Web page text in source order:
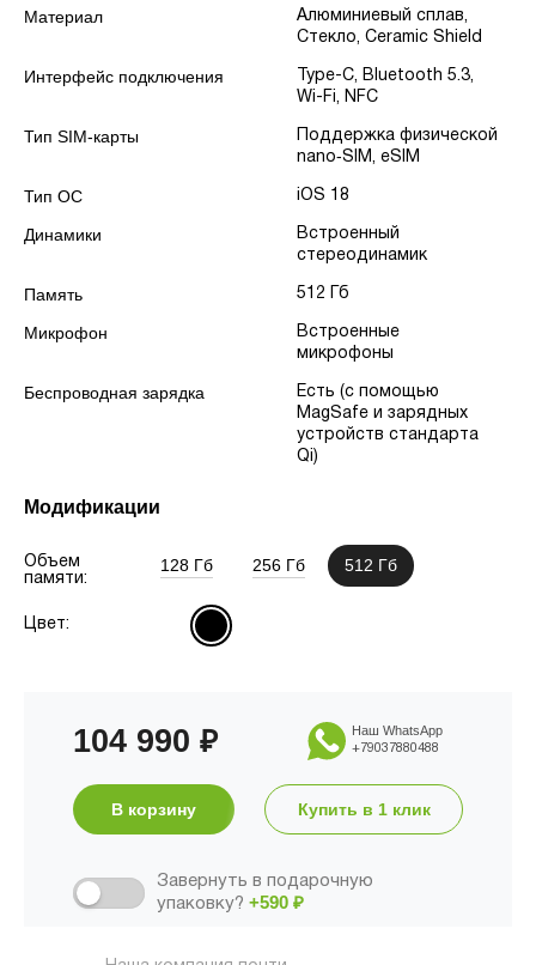
Материал
Алюминиевый сплав,
Стекло, Ceramic Shield
Интерфейс подключения
Type-C, Bluetooth 5.3,
Wi-Fi, NFC
Тип SIM-карты
Поддержка физической
nano‑SIM, eSIM
Тип ОС iOS 18
Динамики
Встроенный
стереодинамик
Память 512 Гб
Микрофон
Встроенные
микрофоны
Беспроводная зарядка
Есть (с помощью
MagSafe и зарядных
устройств стандарта
Qi)
Модификации
Объем
памяти:
128 Гб 256 Гб 512 Гб
Цвет:
104 990 ₽ Наш WhatsApp
+79037880488
В корзину Купить в 1 клик
Завернуть в подарочную
упаковку? +590 ₽